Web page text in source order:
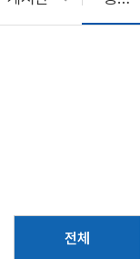
전체